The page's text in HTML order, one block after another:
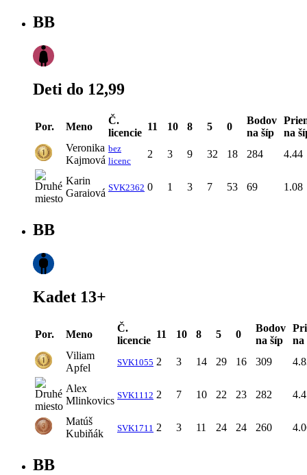
BB
Deti do 12,99
Por. Meno
Č.
licencie
11 10 8 5 0
Bodov
na šíp
na
Veronika
Kajmová
bez
licenc
2 3 9 32 18 284 4.44
Karin
Garaiová SVK2362 0 1 3 7 53 69 1.08
BB
Kadet 13+
Por. Meno
Č.
licencie
11 10 8 5 0
Bodov
na šíp
na
Viliam
Apfel
SVK1055 2 3 14 29 16 309
Alex
Mlinkovics SVK1112 2 7 10 22 23 282
Matúš
Kubiňák
SVK1711 2 3 11 24 24 260
BB